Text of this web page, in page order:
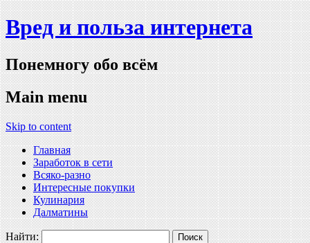
Вред и польза интернета
Понемногу обо всём
Main menu
Skip to content
Главная
Заработок в сети
Всяко-разно
Интересные покупки
Кулинария
Далматины
Найти: